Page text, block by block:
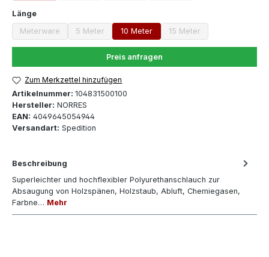
Längeauswählen
Meterware
(Diese Option ist zurzeit nicht verfügbar.)
5 Meter
(Diese Option ist zurzeit nicht verfügbar.)
10 Meter 15 Meter
(Diese Option ist zurzeit
Preis anfragen
Zum Merkzettel hinzufügen
Artikelnummer: 104831500100
Hersteller: NORRES
EAN: 4049645054944
Versandart: Spedition
Beschreibung
Superleichter und hochflexibler Polyurethanschlauch zur
Absaugung von Holzspänen, Holzstaub, Abluft, Chemiegasen,
Farbne… Mehr